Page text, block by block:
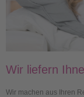
Wir liefern
Wir machen aus Ihren